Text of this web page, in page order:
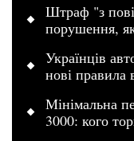
Штраф "з
порушення,
Українців
нові правила
Мінімальна
3000: кого